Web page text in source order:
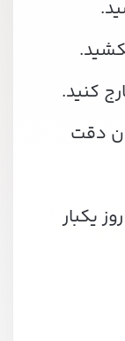
کنید.
دقت
یکبار